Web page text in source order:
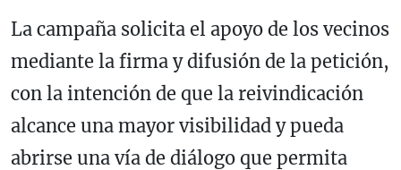
La campaña solicita el apoyo de los vecinos
mediante la firma y difusión de la petición,
con la intención de que la reivindicación
alcance una mayor visibilidad y pueda
abrirse una vía de diálogo que permita